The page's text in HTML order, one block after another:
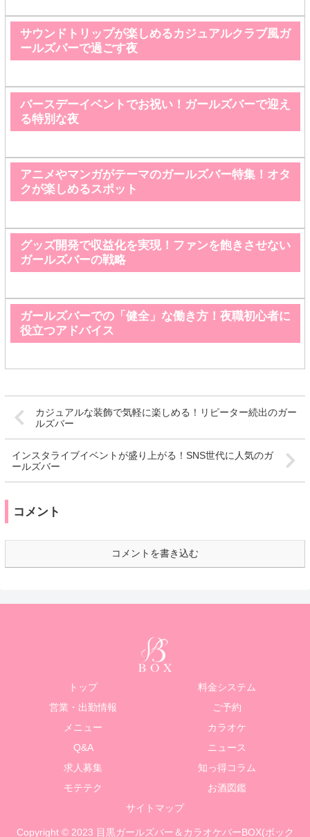
サウンドトリップが楽しめるカジュアルクラブ風ガ
ールズバーで過ごす夜
バースデーイベントでお祝い！ガールズバーで迎え
る特別な夜
アニメやマンガがテーマのガールズバー特集！オタ
クが楽しめるスポット
グッズ開発で収益化を実現！ファンを飽きさせない
ガールズバーの戦略
ガールズバーでの「健全」な働き方！夜職初心者に
役立つアドバイス
カジュアルな装飾で気軽に楽しめる！リピーター続出のガー
ルズバー
インスタライブイベントが盛り上がる！SNS世代に人気のガ
ールズバー
コメント
コメントを書き込む
トップ
料金システム
営業・出勤情報
ご予約
メニュー
カラオケ
Q&A
ニュース
求人募集
知っ得コラム
モテテク
お酒図鑑
サイトマップ
Copyright © 2023 目黒ガールズバー＆カラオケバーBOX(ボック